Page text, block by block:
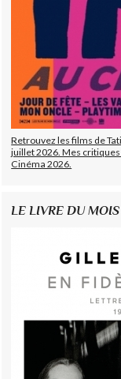
Retrouvez les films de
juillet 2026. Mes
Cinéma 2026.
LE LIVRE DU MOIS